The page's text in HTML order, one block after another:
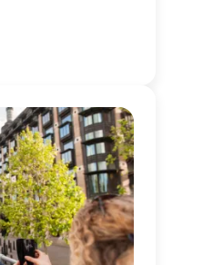
del
tienes varias
p><p>&nbsp;
p>